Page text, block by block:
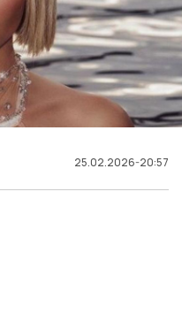
25.02.2026-20:57